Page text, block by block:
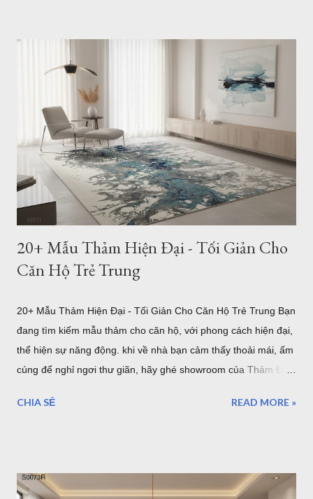
phòng và phong cách nội thất, giúp bạn dễ dàng tìm được mẫu
thảm phù hợp nhất. Cách Chọn Kích Thước Thảm Phòng
Khách Chuẩn Theo Từng Loại Sofa (Kèm Bảng Kích Thước) Vì
sao kích thước thảm phòng khách lại quan trọng? Trong thiết
kế nội thất, thảm không chỉ có tác dụng trang trí mà còn đóng
vai trò kết nối toàn bộ khu vực tiếp khách. Một chiếc thảm có
kích thước phù hợp sẽ tạo cảm giác cân đối, giúp bộ sofa, bàn
trà và các món đồ nội thất trở thành một tổng ...
20+ Mẫu Thảm Hiện Đại - Tối Giản Cho
Căn Hộ Trẻ Trung
20+ Mẫu Thảm Hiện Đại - Tối Giản Cho Căn Hộ Trẻ Trung Bạn
đang tìm kiếm mẫu thảm cho căn hộ, với phong cách hiện đại,
thể hiện sự năng động. khi về nhà bạn cảm thấy thoải mái, ấm
cúng để nghỉ ngơi thư giãn, hãy ghé showroom của Thảm Đẹp
thảm hiện đại i0071 Trong xu hướng thiết kế nội thất hiện đại,
đồ đạc rườm rà, nhưng nhất định phải có những điểm nhấn
CHIA SẺ READ MORE »